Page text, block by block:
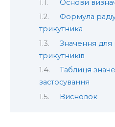
Основи
Формула
трикутника
Значення для
трикутників
Таблиця
застосування
Висновок